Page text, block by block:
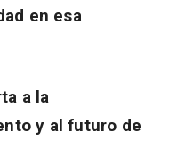
en esa
a la
y al futuro de